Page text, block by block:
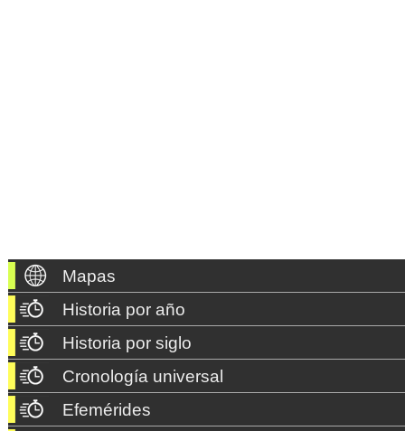
Mapas
Historia por año
Historia por siglo
Cronología universal
Efemérides